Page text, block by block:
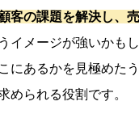
客の課題を解決し、
イメージが強いかも
にあるかを見極めた
められる役割です。